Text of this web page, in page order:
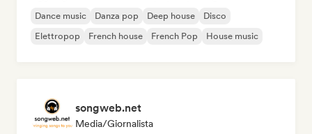
Dance music Danza pop Deep house
Disco
Elettropop
French house French Pop House music
songweb.net
Media/Giornalista